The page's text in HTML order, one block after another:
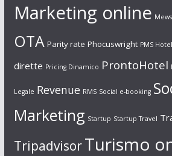
Marketing online Mews
OTA Parity rate Phocuswright PMS Hotel
dirette Pricing Dinamico ProntoHotel
Legale Revenue RMS Social e-booking
Marketing Startup Startup Travel
TripadvisorTurismo